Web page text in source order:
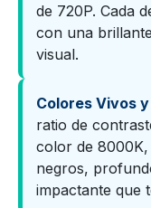
de 720P. Cada
con una
visual.
Colores Vivos
ratio de
color de
negros,
impactante que